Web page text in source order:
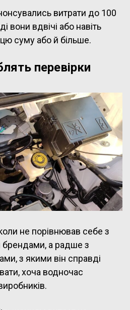
витрати до 100
вони вдвічі або навіть
суму або й більше.
перевірки
не порівнював себе з
а радше з
з якими він справді
хоча водночас